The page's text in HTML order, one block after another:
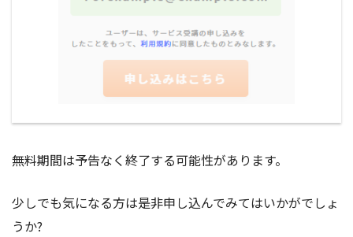
無料期間は予告なく終了する可能性があります。
少しでも気になる方は是非申し込んでみてはいかがでしょ
うか?